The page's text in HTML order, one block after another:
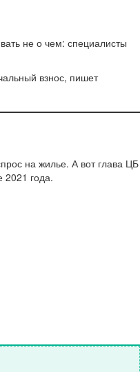
не о чем: специалисты
взнос, пишет
на жилье. А вот глава ЦБ
2021 года.